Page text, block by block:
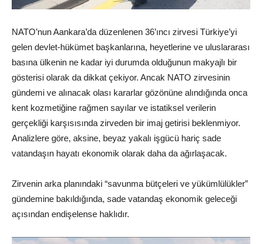
NATO’nun Aankara’da düzenlenen 36’ıncı zirvesi Türkiye’yi
gelen devlet-hükümet başkanlarına, heyetlerine ve uluslararası
basına ülkenin ne kadar iyi durumda olduğunun makyajlı bir
gösterisi olarak da dikkat çekiyor. Ancak NATO zirvesinin
gündemi ve alınacak olası kararlar gözönüne alındığında onca
kent kozmetiğine rağmen sayılar ve istatiksel verilerin
gerçekliği karşısısında zirveden bir imaj getirisi beklenmiyor.
Analizlere göre, aksine, beyaz yakalı işgücü hariç sade
vatandaşın hayatı ekonomik olarak daha da ağırlaşacak.
Zirvenin arka planındaki “savunma bütçeleri ve yükümlülükler”
gündemine bakıldığında, sade vatandaş ekonomik geleceği
açısından endişelense haklıdır.